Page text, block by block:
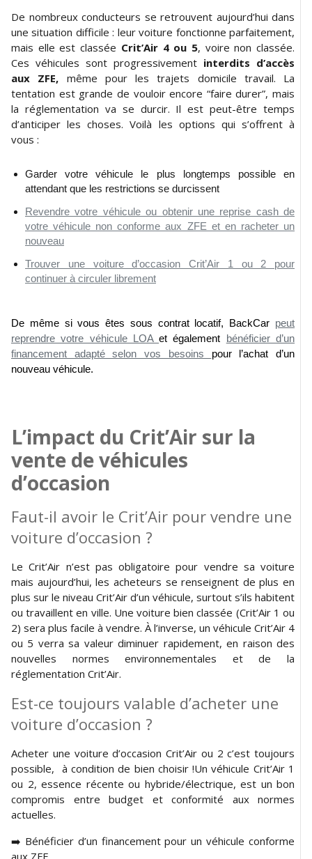
De nombreux conducteurs se retrouvent aujourd’hui dans
une situation difficile : leur voiture fonctionne parfaitement,
mais elle est classée Crit’Air 4 ou 5, voire non classée.
Ces véhicules sont progressivement interdits d’accès
aux ZFE, même pour les trajets domicile travail. La
tentation est grande de vouloir encore “faire durer”, mais
la réglementation va se durcir. Il est peut-être temps
d’anticiper les choses. Voilà les options qui s’offrent à
vous :
Garder votre véhicule le plus longtemps possible en
attendant que les restrictions se durcissent
Revendre votre véhicule ou obtenir une reprise cash de
votre véhicule non conforme aux ZFE et en racheter un
nouveau
Trouver une voiture d’occasion Crit’Air 1 ou 2 pour
continuer à circuler librement
De même si vous êtes sous contrat locatif, BackCar peut
reprendre votre véhicule LOAet également
bénéficier d’un
financement adapté selon vos besoins pour l’achat d’un
nouveau véhicule.
L’impact du Crit’Air sur la
vente de véhicules
d’occasion
Faut-il avoir le Crit’Air pour vendre une
voiture d’occasion ?
Le Crit’Air n’est pas obligatoire pour vendre sa voiture
mais aujourd’hui, les acheteurs se renseignent de plus en
plus sur le niveau Crit’Air d’un véhicule, surtout s’ils habitent
ou travaillent en ville. Une voiture bien classée (Crit’Air 1 ou
2) sera plus facile à vendre. À l’inverse, un véhicule Crit’Air 4
ou 5 verra sa valeur diminuer rapidement, en raison des
nouvelles normes environnementales et de la
réglementation Crit’Air.
Est-ce toujours valable d’acheter une
voiture d’occasion ?
Acheter une voiture d’occasion Crit’Air ou 2 c’est toujours
possible, à condition de bien choisir !Un véhicule Crit’Air 1
ou 2, essence récente ou hybride/électrique, est un bon
compromis entre budget et conformité aux normes
actuelles.
➡️ Bénéficier d’un financement pour un véhicule conforme